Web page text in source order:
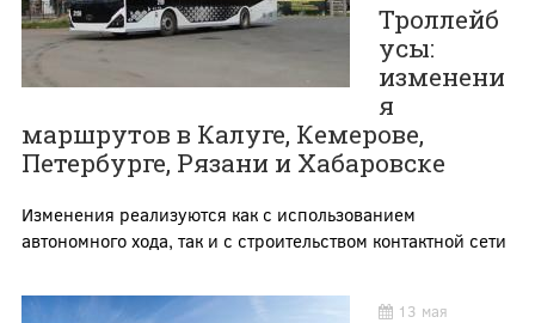
Троллейб
усы:
изменени
я
маршрутов в Калуге, Кемерове,
Петербурге, Рязани и Хабаровске
Изменения реализуются как с использованием
автономного хода, так и с строительством контактной сети
13 мая